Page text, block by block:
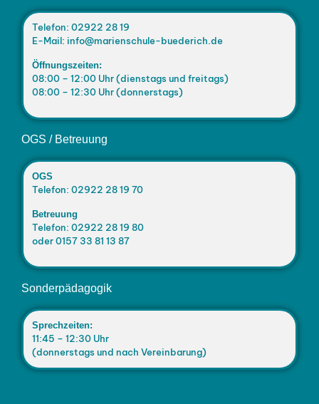
Telefon: 02922 28 19
E-Mail: info@marienschule-buederich.de
Öffnungszeiten:
08:00 – 12:00 Uhr (dienstags und freitags)
08:00 – 12:30 Uhr (donnerstags)
OGS / Betreuung
OGS
Telefon: 02922 28 19 70
Betreuung
Telefon: 02922 28 19 80
oder 0157 33 81 13 87
Sonderpädagogik
Sprechzeiten:
11:45 – 12:30 Uhr
(donnerstags und nach Vereinbarung)